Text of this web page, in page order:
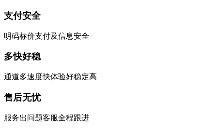
支付安全
明码标价支付及信息安全
多快好稳
通道多速度快体验好稳定高
售后无忧
服务出问题客服全程跟进